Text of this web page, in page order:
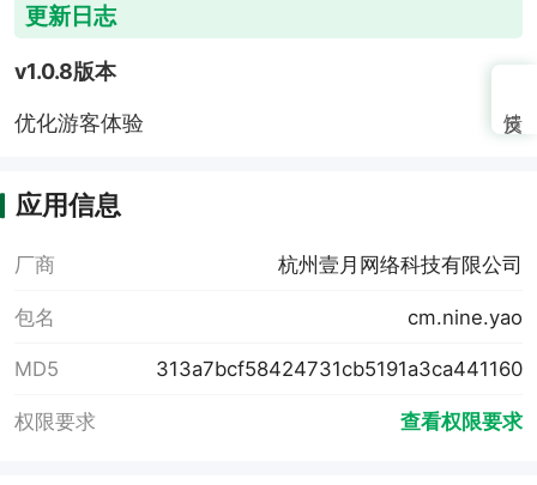
更新日志
v1.0.8版本
优化游客体验
应用信息
厂商 杭州壹月网络科技有限公司
包名 cm.nine.yao
MD5 313a7bcf58424731cb5191a3ca441160
权限要求 查看权限要求